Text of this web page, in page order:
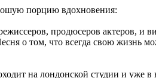
порцию вдохновения:
продюсеров актеров, и
о том, что всегда свою жизнь
на лондонской студии и уже в